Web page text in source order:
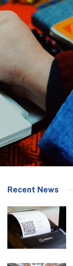
Recent News